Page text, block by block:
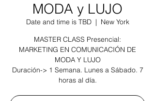
MODA y LUJO
Date and time is TBD
  |
New York
MASTER CLASS Presencial:
MARKETING EN COMUNICACIÓN DE
MODA Y LUJO
Duración-> 1 Semana. Lunes a Sábado. 7